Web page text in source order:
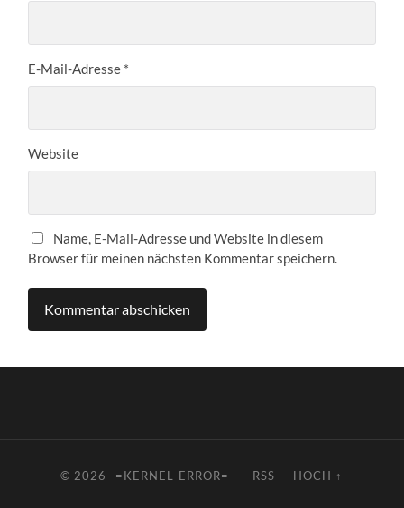
E-Mail-Adresse *
Website
Name, E-Mail-Adresse und Website in diesem
Browser für meinen nächsten Kommentar speichern.
© 2026-=KERNEL-ERROR=- — RSS — HOCH ↑